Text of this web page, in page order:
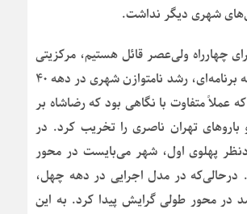
شهری دیگر نداشت.
چهارراه ولی‌عصر قائل هستیم، مرکزیتی
تحمیلی است و نه برنامه‌ای، رشد نامتوازن شهری در دهه ۴۰
عملاً متفاوت با نگاهی بود که رضاشاه بر
تهران ناصری را تخریب کرد. در
پهلوی اول، شهر می‌بایست در محور
در مدل اجرایی در دهه چهل،
در محور طولی گرایش پیدا کرد. به این